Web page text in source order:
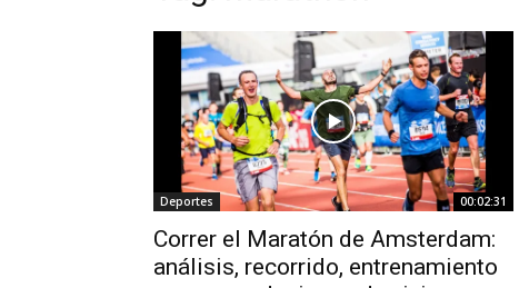
Deportes 00:02:31
Correr el Maratón de Amsterdam:
análisis, recorrido, entrenamiento